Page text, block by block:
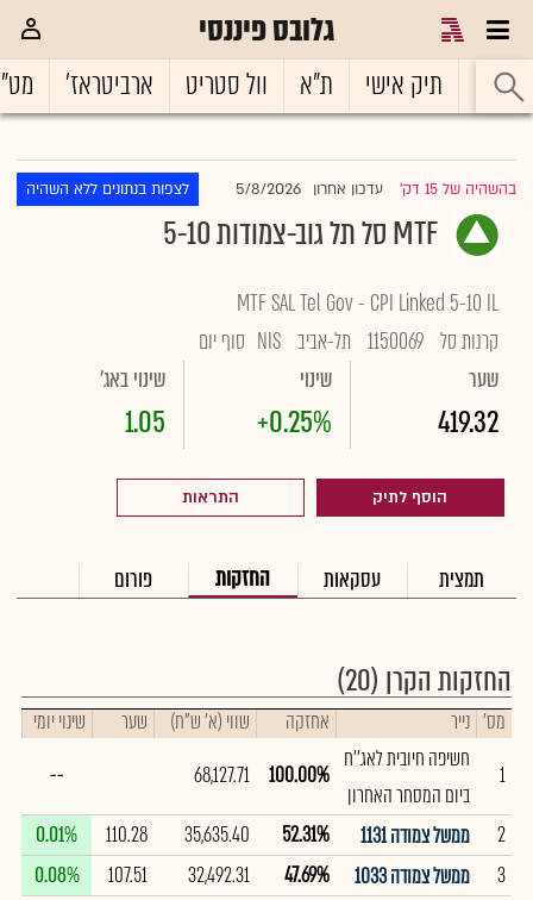
גלובס פיננסי
ראשי תיק אישי ת"א וול סטריט ארביטראז'
בהשהיה של 15 דק' |עדכון אחרון 5/8/2026 לצפות בנתונים ללא השהיה
MTF סל תל גוב-צמודות 5-10
MTF SAL Tel Gov - CPI Linked 5-10 IL
קרנות סל 1150069 תל-אביב NIS סוף יום
שער
419.32
שינוי
+0.25%
שינוי באג'
1.05
הוסף לתיק התראות
תמצית עסקאות החזקות פורום
החזקות הקרן (20)
מס' נייר אחזקה שווי (א' ש"ח) שער
שינוי יומי
1
חשיפה חיובית לאג''ח
ביום המסחר האחרון
100.00%
68,127.71
--
2
ממשל צמודה 1131 52.31%
35,635.40
110.28
0.01%
3
ממשל צמודה 1033 47.69%
32,492.31
107.51
0.08%